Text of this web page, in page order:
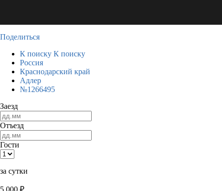
Поделиться
К поиску К поиску
Россия
Краснодарский край
Адлер
№1266495
Заезд
Отъезд
Гости
за сутки
5 000 ₽